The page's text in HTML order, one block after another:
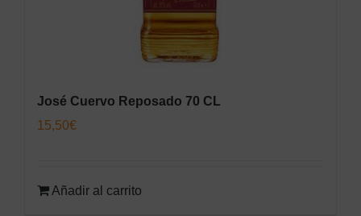
José Cuervo Reposado 70 CL
15,50€
Añadir al carrito